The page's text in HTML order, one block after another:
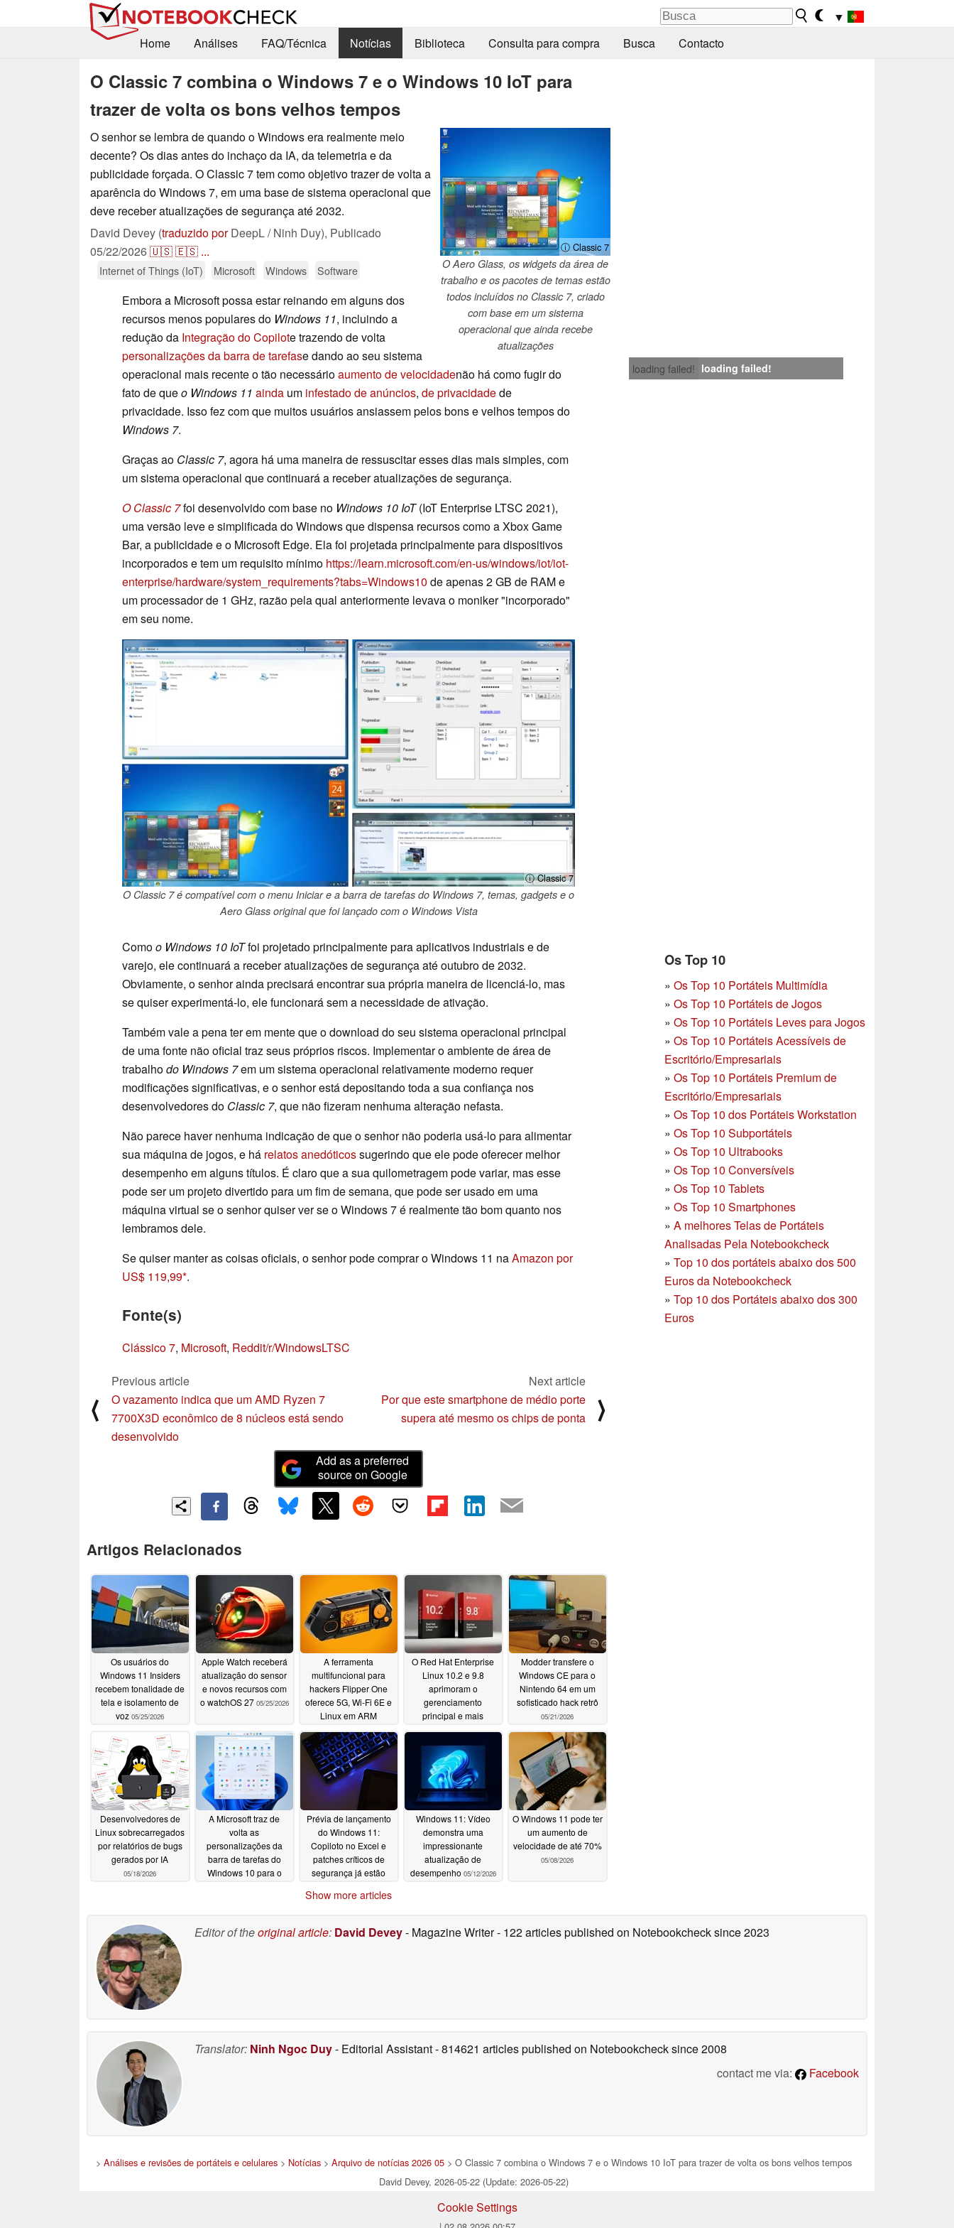
▼
Home
Análises FAQ/Técnica Notícias Biblioteca Consulta para compra Busca Contacto
O Classic 7 combina o Windows 7 e o Windows 10 IoT para
trazer de volta os bons velhos tempos
ⓘ Classic 7
O Aero Glass, os widgets da área de
trabalho e os pacotes de temas estão
todos incluídos no Classic 7, criado
com base em um sistema
operacional que ainda recebe
atualizações
O senhor se lembra de quando o Windows era realmente meio
decente? Os dias antes do inchaço da IA, da telemetria e da
publicidade forçada. O Classic 7 tem como objetivo trazer de volta a
aparência do Windows 7, em uma base de sistema operacional que
deve receber atualizações de segurança até 2032.
David Devey (traduzido porDeepL / Ninh Duy), Publicado
05/22/2026🇺🇸🇪🇸 ...
Internet of Things (IoT) Microsoft Windows Software
loading failed! loading failed!
Embora a Microsoft possa estar reinando em alguns dos
recursos menos populares do Windows 11, incluindo a
redução da Integração do Copilote trazendo de volta
personalizações da barra de tarefase dando ao seu sistema
operacional mais recente o tão necessárioaumento de velocidadenão há como fugir do
fato de queo Windows 11 ainda um infestado de anúncios, de privacidadede
privacidade. Isso fez com que muitos usuários ansiassem pelos bons e velhos tempos do
Windows 7.
Graças ao Classic 7, agora há uma maneira de ressuscitar esses dias mais simples, com
um sistema operacional que continuará a receber atualizações de segurança.
O Classic 7foi desenvolvido com base no Windows 10 IoT(IoT Enterprise LTSC 2021),
uma versão leve e simplificada do Windows que dispensa recursos como a Xbox Game
Bar, a publicidade e o Microsoft Edge. Ela foi projetada principalmente para dispositivos
incorporados e tem um requisito mínimo https://learn.microsoft.com/en-us/windows/iot/iot-
enterprise/hardware/system_requirements?tabs=Windows10 de apenas 2 GB de RAM e
um processador de 1 GHz, razão pela qual anteriormente levava o moniker "incorporado"
em seu nome.
ⓘ Classic 7
O Classic 7 é compatível com o menu Iniciar e a barra de tarefas do Windows 7, temas, gadgets e o
Aero Glass original que foi lançado com o Windows Vista
Os Top 10
» Os Top 10 Portáteis Multimídia
» Os Top 10 Portáteis de Jogos
» Os Top 10 Portáteis Leves para Jogos
» Os Top 10 Portáteis Acessíveis de
Escritório/Empresariais
» Os Top 10 Portáteis Premium de
Escritório/Empresariais
» Os Top 10 dos Portáteis Workstation
» Os Top 10 Subportáteis
» Os Top 10 Ultrabooks
» Os Top 10 Conversíveis
» Os Top 10 Tablets
» Os Top 10 Smartphones
» A melhores Telas de Portáteis
Analisadas Pela Notebookcheck
» Top 10 dos portáteis abaixo dos 500
Euros da Notebookcheck
» Top 10 dos Portáteis abaixo dos 300
Euros
Comoo Windows 10 IoTfoi projetado principalmente para aplicativos industriais e de
varejo, ele continuará a receber atualizações de segurança até outubro de 2032.
Obviamente, o senhor ainda precisará encontrar sua própria maneira de licenciá-lo, mas
se quiser experimentá-lo, ele funcionará sem a necessidade de ativação.
Também vale a pena ter em mente que o download do seu sistema operacional principal
de uma fonte não oficial traz seus próprios riscos. Implementar o ambiente de área de
trabalhodo Windows 7em um sistema operacional relativamente moderno requer
modificações significativas, e o senhor está depositando toda a sua confiança nos
desenvolvedores do Classic 7, que não fizeram nenhuma alteração nefasta.
Não parece haver nenhuma indicação de que o senhor não poderia usá-lo para alimentar
sua máquina de jogos, e há relatos anedóticossugerindo que ele pode oferecer melhor
desempenho em alguns títulos. É claro que a sua quilometragem pode variar, mas esse
pode ser um projeto divertido para um fim de semana, que pode ser usado em uma
máquina virtual se o senhor quiser ver se o Windows 7 é realmente tão bom quanto nos
lembramos dele.
Se quiser manter as coisas oficiais, o senhor pode comprar o Windows 11 naAmazon por
US$ 119,99 .
Fonte(s)
Clássico 7, Microsoft, Reddit/r/WindowsLTSC
⟨
Previous article
O vazamento indica que um AMD Ryzen 7
7700X3D econômico de 8 núcleos está sendo
desenvolvido
Next article
Por que este smartphone de médio porte
supera até mesmo os chips de ponta
⟩
Add as a preferred
source on Google
Artigos Relacionados
Os usuários do
Windows 11 Insiders
recebem tonalidade de
tela e isolamento de
voz 05/25/2026
Apple Watch receberá
atualização do sensor
e novos recursos com
o watchOS 27 05/25/2026
A ferramenta
multifuncional para
hackers Flipper One
oferece 5G, Wi-Fi 6E e
Linux em ARM
05/21/2026
O Red Hat Enterprise
Linux 10.2 e 9.8
aprimoram o
gerenciamento
principal e mais
05/21/2026
Modder transfere o
Windows CE para o
Nintendo 64 em um
sofisticado hack retrô
05/21/2026
Desenvolvedores de
Linux sobrecarregados
por relatórios de bugs
gerados por IA
05/18/2026
A Microsoft traz de
volta as
personalizações da
barra de tarefas do
Windows 10 para o
Prévia de lançamento
do Windows 11:
Copiloto no Excel e
patches críticos de
segurança já estão
Windows 11: Vídeo
demonstra uma
impressionante
atualização de
desempenho 05/12/2026
O Windows 11 pode ter
um aumento de
velocidade de até 70%
05/08/2026
Show more articles
Editor of theoriginal article: David Devey- Magazine Writer- 122 articles published on Notebookchecksince 2023
Translator: Ninh Ngoc Duy- Editorial Assistant- 814621 articles published on Notebookchecksince 2008
contact me via:
Facebook
> Análises e revisões de portáteis e celulares> Notícias> Arquivo de notícias 2026 05> O Classic 7 combina o Windows 7 e o Windows 10 IoT para trazer de volta os bons velhos tempos
David Devey, 2026-05-22 (Update: 2026-05-22)
Cookie Settings